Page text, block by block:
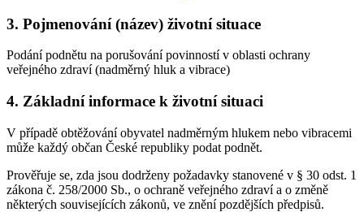
3. Pojmenování (název) životní situace
Podání podnětu na porušování povinností v oblasti ochrany
veřejného zdraví (nadměrný hluk a vibrace)
4. Základní informace k životní situaci
V případě obtěžování obyvatel nadměrným hlukem nebo vibracemi
může každý občan České republiky podat podnět.
Prověřuje se, zda jsou dodrženy požadavky stanovené v § 30 odst. 1
zákona č. 258/2000 Sb., o ochraně veřejného zdraví a o změně
některých souvisejících zákonů, ve znění pozdějších předpisů.